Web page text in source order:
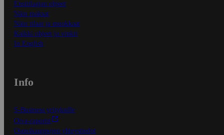
Ensitilaajan ohjeet
Näin maksat
Näin tilaat ja muokkaat
Kaikki ohjeet ja vinkit
In English
Info
S-Business yrityksille
Oiva-raportit
Osuuskauppojen yhteystiedot